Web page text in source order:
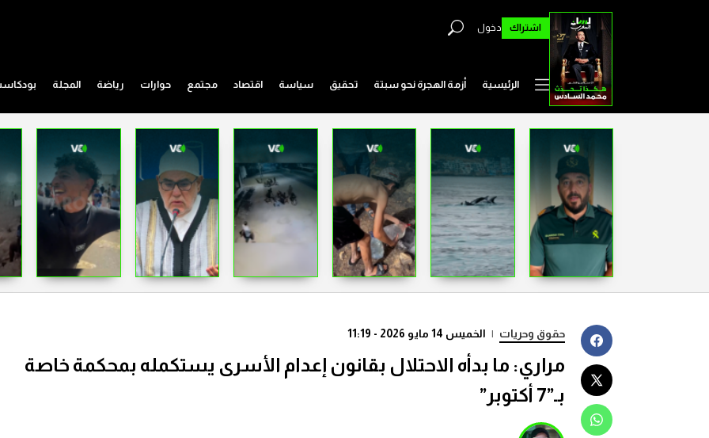
اشتراك دخول
الرئيسية أزمة الهجرة نحو سبتة تحقيق سياسة اقتصاد مجتمع حوارات رياضة المجلة
حقوق وحريات | الخميس 14 مايو 2026 - 11:19
مراري: ما بدأه الاحتلال بقانون إعدام الأسرى يستكمله بمحكمة خاصة
بـ”7 أكتوبر”